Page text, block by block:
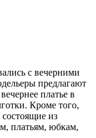
с вечерними
предлагают
платье в
Кроме того,
из
платьям, юбкам,